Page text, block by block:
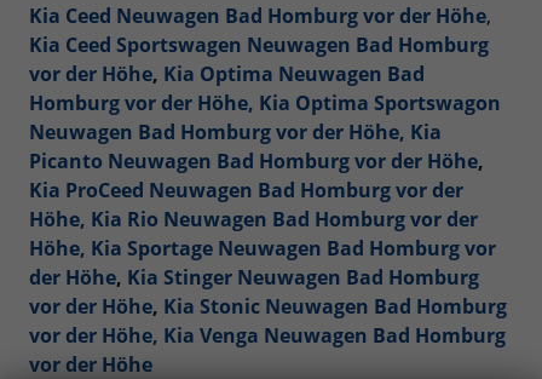
Kia Ceed Neuwagen Bad Homburg vor der Höhe,
Kia Ceed Sportswagen Neuwagen Bad Homburg
vor der Höhe, Kia Optima Neuwagen Bad
Homburg vor der Höhe, Kia Optima Sportswagon
Neuwagen Bad Homburg vor der Höhe, Kia
Picanto Neuwagen Bad Homburg vor der Höhe,
Kia ProCeed Neuwagen Bad Homburg vor der
Höhe, Kia Rio Neuwagen Bad Homburg vor der
Höhe, Kia Sportage Neuwagen Bad Homburg vor
der Höhe, Kia Stinger Neuwagen Bad Homburg
vor der Höhe, Kia Stonic Neuwagen Bad Homburg
vor der Höhe, Kia Venga Neuwagen Bad Homburg
vor der Höhe